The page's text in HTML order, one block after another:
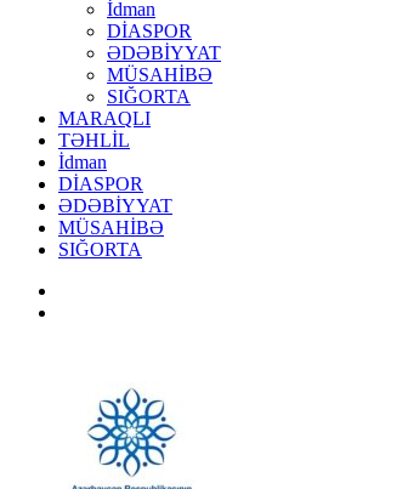
İdman
DİASPOR
ƏDƏBİYYAT
MÜSAHİBƏ
SIĞORTA
MARAQLI
TƏHLİL
İdman
DİASPOR
ƏDƏBİYYAT
MÜSAHİBƏ
SIĞORTA